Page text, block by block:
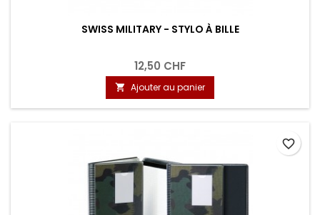
SWISS MILITARY - STYLO À BILLE
12,50 CHF
 Ajouter au panier
favorite_border